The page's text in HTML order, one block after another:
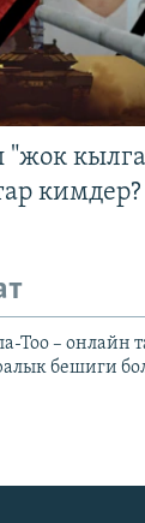
"жок
кимдер?
Тоо – онлайн
бешиги